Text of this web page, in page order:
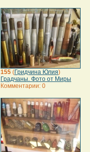
155 (Гридчина Юлия)
Градчаны. Фото от Миры
Комментарии: 0